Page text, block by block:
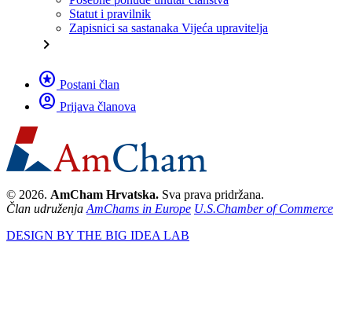
Statut i pravilnik
Zapisnici sa sastanaka Vijeća upravitelja
chevron_right
stars Postani član
account_circle Prijava članova
© 2026. AmCham Hrvatska. Sva prava pridržana.
Član udruženja AmChams in Europe U.S.Chamber of Commerce
DESIGN BY THE BIG IDEA LAB